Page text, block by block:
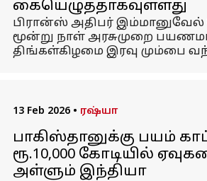
கையெழுத்தாகவுள்ளது
பிரான்ஸ் அதிபர் இம்மானுவேல்
மூன்று நாள் அரசுமுறை
திங்கள்கிழமை இரவு மும்பை
13 Feb 2026 • ரஷ்யா
பாகிஸ்தானுக்கு பயம்
ரூ.10,000 கோடியில்
அள்ளும் இந்தியா